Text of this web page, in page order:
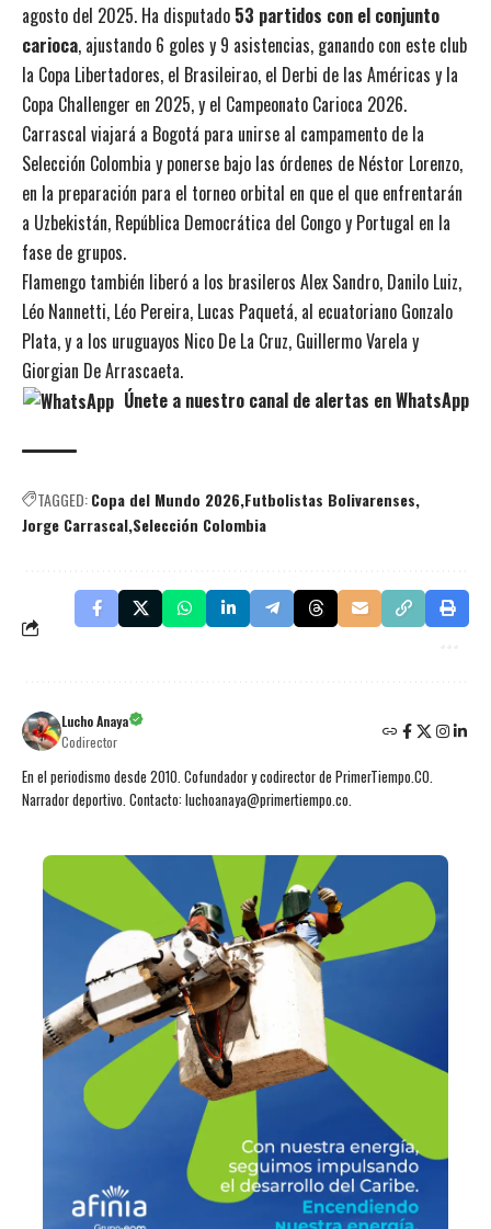
agosto del 2025. Ha disputado 53 partidos con el conjunto
carioca, ajustando 6 goles y 9 asistencias, ganando con este club
la Copa Libertadores, el Brasileirao, el Derbi de las Américas y la
Copa Challenger en 2025, y el Campeonato Carioca 2026.
Carrascal viajará a Bogotá para unirse al campamento de la
Selección Colombia y ponerse bajo las órdenes de Néstor Lorenzo,
en la preparación para el torneo orbital en que el que enfrentarán
a Uzbekistán, República Democrática del Congo y Portugal en la
fase de grupos.
Flamengo también liberó a los brasileros Alex Sandro, Danilo Luiz,
Léo Nannetti, Léo Pereira, Lucas Paquetá, al ecuatoriano Gonzalo
Plata, y a los uruguayos Nico De La Cruz, Guillermo Varela y
Giorgian De Arrascaeta.
Únete a nuestro canal de alertas en WhatsApp
TAGGED:Copa del Mundo 2026 Futbolistas Bolivarenses
Jorge Carrascal Selección Colombia
Lucho Anaya
Codirector
En el periodismo desde 2010. Cofundador y codirector de PrimerTiempo.CO.
Narrador deportivo. Contacto: luchoanaya@primertiempo.co.